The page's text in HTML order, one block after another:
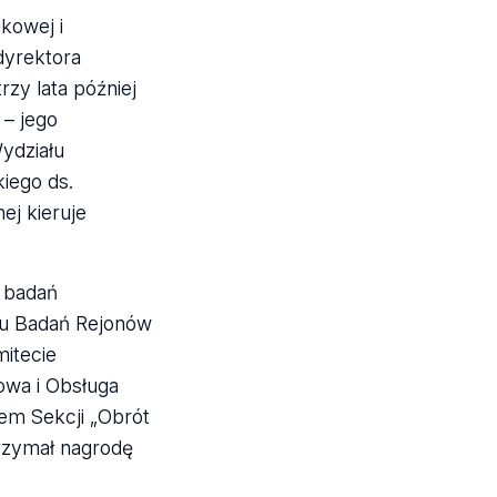
i
lata później
jego
ds.
kieruje
Badań Rejonów
i Obsługa
Sekcji „Obrót
nagrodę